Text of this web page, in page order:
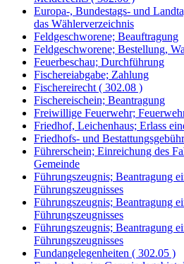
Europa-, Bundestags- und
das Wählerverzeichnis
Feldgeschworene; Beauftragung
Feldgeschworene; Bestellung,
Feuerbeschau; Durchführung
Fischereiabgabe; Zahlung
Fischereirecht ( 302.08 )
Fischereischein; Beantragung
Freiwillige Feuerwehr;
Friedhof, Leichenhaus; Erlass
Friedhofs- und
Führerschein; Einreichung des
Gemeinde
Führungszeugnis; Beantragung
Führungszeugnisses
Führungszeugnis; Beantragung
Führungszeugnisses
Führungszeugnis; Beantragung
Führungszeugnisses
Fundangelegenheiten ( 302.05 )